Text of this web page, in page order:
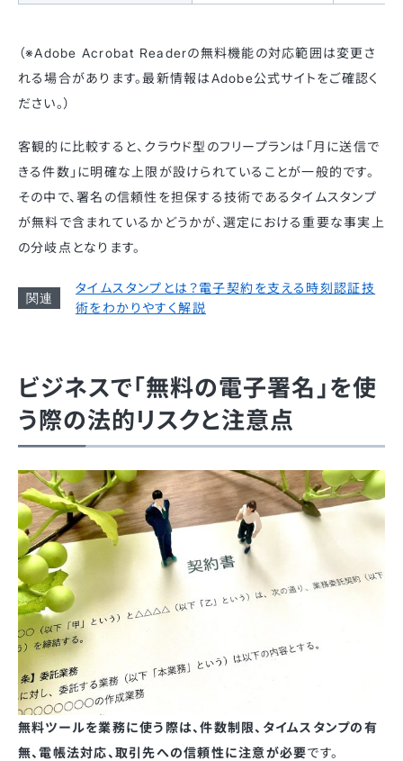
（※Adobe Acrobat Readerの無料機能の対応範囲は変更さ
れる場合があります。最新情報はAdobe公式サイトをご確認く
ださい。）
客観的に比較すると、クラウド型のフリープランは「月に送信で
きる件数」に明確な上限が設けられていることが一般的です。
その中で、署名の信頼性を担保する技術であるタイムスタンプ
が無料で含まれているかどうかが、選定における重要な事実上
の分岐点となります。
タイムスタンプとは？電子契約を支える時刻認証技
術をわかりやすく解説
ビジネスで「無料の電子署名」を使
う際の法的リスクと注意点
無料ツールを業務に使う際は、件数制限、タイムスタンプの有
無、電帳法対応、取引先への信頼性に注意が必要です。